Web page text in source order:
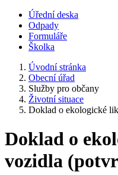
Úřední deska
Odpady
Formuláře
Školka
Úvodní stránka
Obecní úřad
Služby pro občany
Životní situace
Doklad o ekologické
Doklad o
vozidla